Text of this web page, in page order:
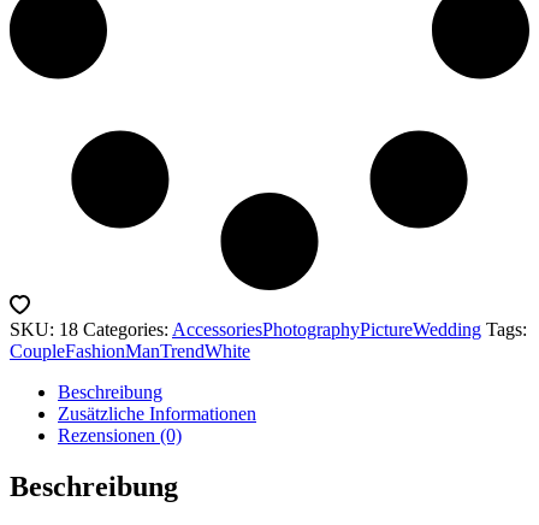
SKU: 18 Categories: AccessoriesPhotographyPictureWedding Tags:
CoupleFashionManTrendWhite
Beschreibung
Zusätzliche Informationen
Rezensionen (0)
Beschreibung